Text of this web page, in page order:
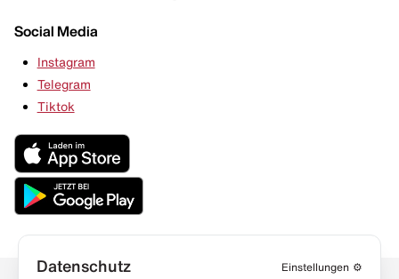
Social Media
Instagram
Telegram
Tiktok
Datenschutz Einstellungen ⚙️